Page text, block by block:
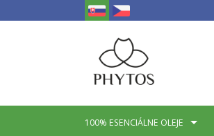
100% ESENCIÁLNE OLEJE